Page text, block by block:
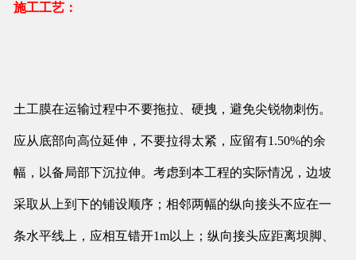
施工工艺：
土工膜在运输过程中不要拖拉、硬拽，避免尖锐物刺伤。
应从底部向高位延伸，不要拉得太紧，应留有1.50%的余
幅，以备局部下沉拉伸。考虑到本工程的实际情况，边坡
采取从上到下的铺设顺序；相邻两幅的纵向接头不应在一
条水平线上，应相互错开1m以上；纵向接头应距离坝脚、